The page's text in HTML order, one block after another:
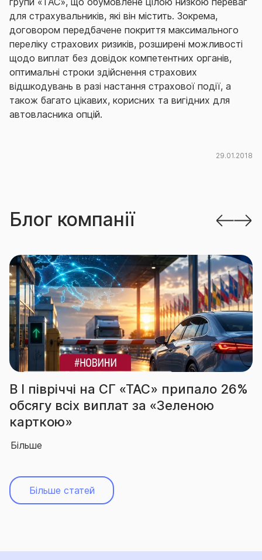
для страхувальників, які він містить. Зокрема,
договором передбачене покриття максимального
переліку страхових ризиків, розширені можливості
щодо виплат без довідок компетентних органів,
оптимальні строки здійснення страхових
відшкодувань в разі настання страхової події, а
також багато цікавих, корисних та вигідних для
автовласника опцій.
29.01.2018
Блог компанії
СГ «ТАС» припало 26%
за «Зеленою
За
вчергове
Більше статей